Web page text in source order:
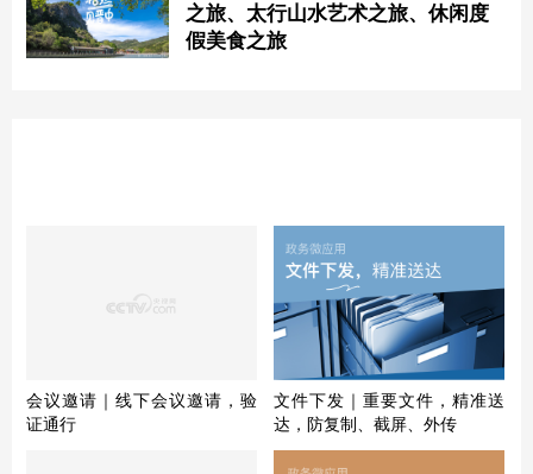
之旅、太行山水艺术之旅、休闲度
假美食之旅
会议邀请｜线下会议邀请，验
证通行
文件下发｜重要文件，精准送
达，防复制、截屏、外传